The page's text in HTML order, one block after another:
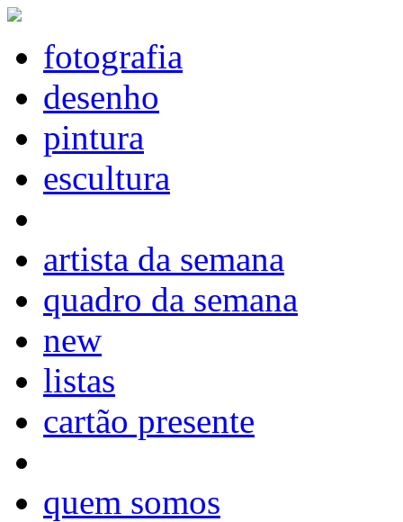
fotografia
desenho
pintura
escultura
artista da semana
quadro da semana
new
listas
cartão presente
quem somos